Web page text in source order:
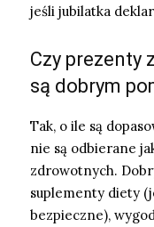
jeśli jubilatka
Czy prezenty
są dobrym
Tak, o ile są
nie są odbierane
zdrowotnych.
suplementy diety
bezpieczne),